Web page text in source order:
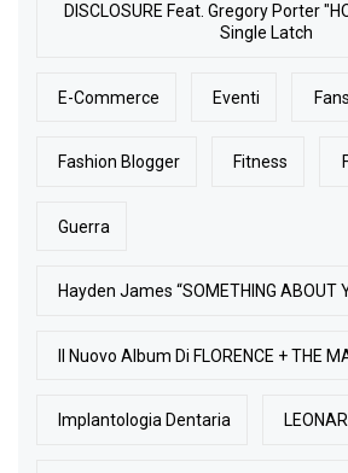
DISCLOSURE Feat. Gregory Porter
Single Latch
E-Commerce Eventi Fans
Fashion Blogger Fitness
Guerra
Hayden James “SOMETHING ABOUT
Il Nuovo Album Di FLORENCE + THE
Implantologia Dentaria